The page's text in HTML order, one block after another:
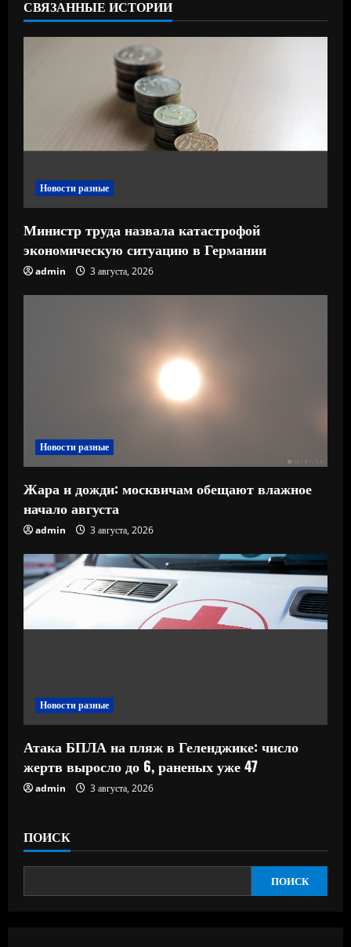
ч
и
СВЯЗАННЫЕ ИСТОРИИ
Новости разные
Министр труда назвала катастрофой
экономическую ситуацию в Германии
admin 3 августа, 2026
Новости разные
Жара и дожди: москвичам обещают влажное
начало августа
admin 3 августа, 2026
Новости разные
Атака БПЛА на пляж в Геленджике: число
жертв выросло до 6, раненых уже 47
admin 3 августа, 2026
ПОИСК
ПОИСК